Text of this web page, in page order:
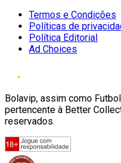
Termos e Condições
Políticas de
Política Editorial
Ad Choices
Bolavip, assim como
pertencente à Better
reservados.